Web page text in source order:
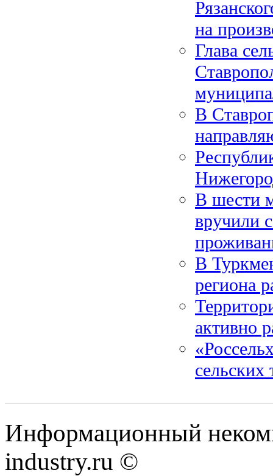
на
Глава
В
В шести
вручили
В
региона
активно
сельских
Информационный
industry.ru ©